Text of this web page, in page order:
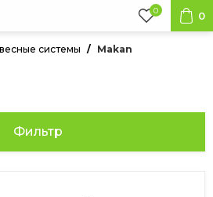
0 0
системы Makan
Фильтр